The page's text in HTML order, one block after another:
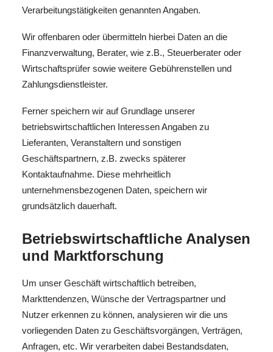
Verarbeitungstätigkeiten genannten Angaben.
Wir offenbaren oder übermitteln hierbei Daten an die
Finanzverwaltung, Berater, wie z.B., Steuerberater oder
Wirtschaftsprüfer sowie weitere Gebührenstellen und
Zahlungsdienstleister.
Ferner speichern wir auf Grundlage unserer
betriebswirtschaftlichen Interessen Angaben zu
Lieferanten, Veranstaltern und sonstigen
Geschäftspartnern, z.B. zwecks späterer
Kontaktaufnahme. Diese mehrheitlich
unternehmensbezogenen Daten, speichern wir
grundsätzlich dauerhaft.
Betriebswirtschaftliche Analysen
und Marktforschung
Um unser Geschäft wirtschaftlich betreiben,
Markttendenzen, Wünsche der Vertragspartner und
Nutzer erkennen zu können, analysieren wir die uns
vorliegenden Daten zu Geschäftsvorgängen, Verträgen,
Anfragen, etc. Wir verarbeiten dabei Bestandsdaten,